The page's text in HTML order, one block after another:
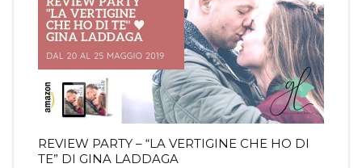
REVIEW PARTY – “LA VERTIGINE CHE HO DI
TE” DI GINA LADDAGA